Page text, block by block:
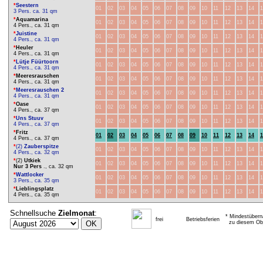
*Seestern
3 Pers. ca. 31 qm
01 02 03 04 05 06 07 08 09 10 11 12 13 14
*Aquamarina
4 Pers., ca. 31 qm
01 02 03 04 05 06 07 08 09 10 11 12 13 14
*Juistine
4 Pers., ca. 31 qm
01 02 03 04 05 06 07 08 09 10 11 12 13 14
* Heuler
4 Pers., ca. 31 qm
01 02 03 04 05 06 07 08 09 10 11 12 13 14
* Lütje Füürtoorn
4 Pers., ca. 31 qm
01 02 03 04 05 06 07 08 09 10 11 12 13 14
*Meeresrauschen
4 Pers., ca. 31 qm
01 02 03 04 05 06 07 08 09 10 11 12 13 14
*Meeresrauschen 2
4 Pers., ca. 31 qm
01 02 03 04 05 06 07 08 09 10 11 12 13 14
*Oase
4 Pers., ca. 37 qm
01 02 03 04 05 06 07 08 09 10 11 12 13 14
*Uns Stuuv
4 Pers., ca. 37 qm
01 02 03 04 05 06 07 08 09 10 11 12 13 14
* Fritz
4 Pers., ca. 37 qm
01 02 03 04 05 06 07 08 09 10 11 12 13 14
*(2) Zauberspitze
4 Pers., ca. 32 qm
01 02 03 04 05 06 07 08 09 10 11 12 13 14
*(2) Utkiek
Nur 3 Pers ., ca. 32 qm 01 02 03 04 05 06 07 08 09 10 11 12 13 14
*Wattlocker
3 Pers., ca. 35 qm
01 02 03 04 05 06 07 08 09 10 11 12 13 14
* Lieblingsplatz
4 Pers., ca. 35 qm
01 02 03 04 05 06 07 08 09 10 11 12 13 14
Schnellsuche Zielmonat:
frei Betriebsferien
*
zu diesem